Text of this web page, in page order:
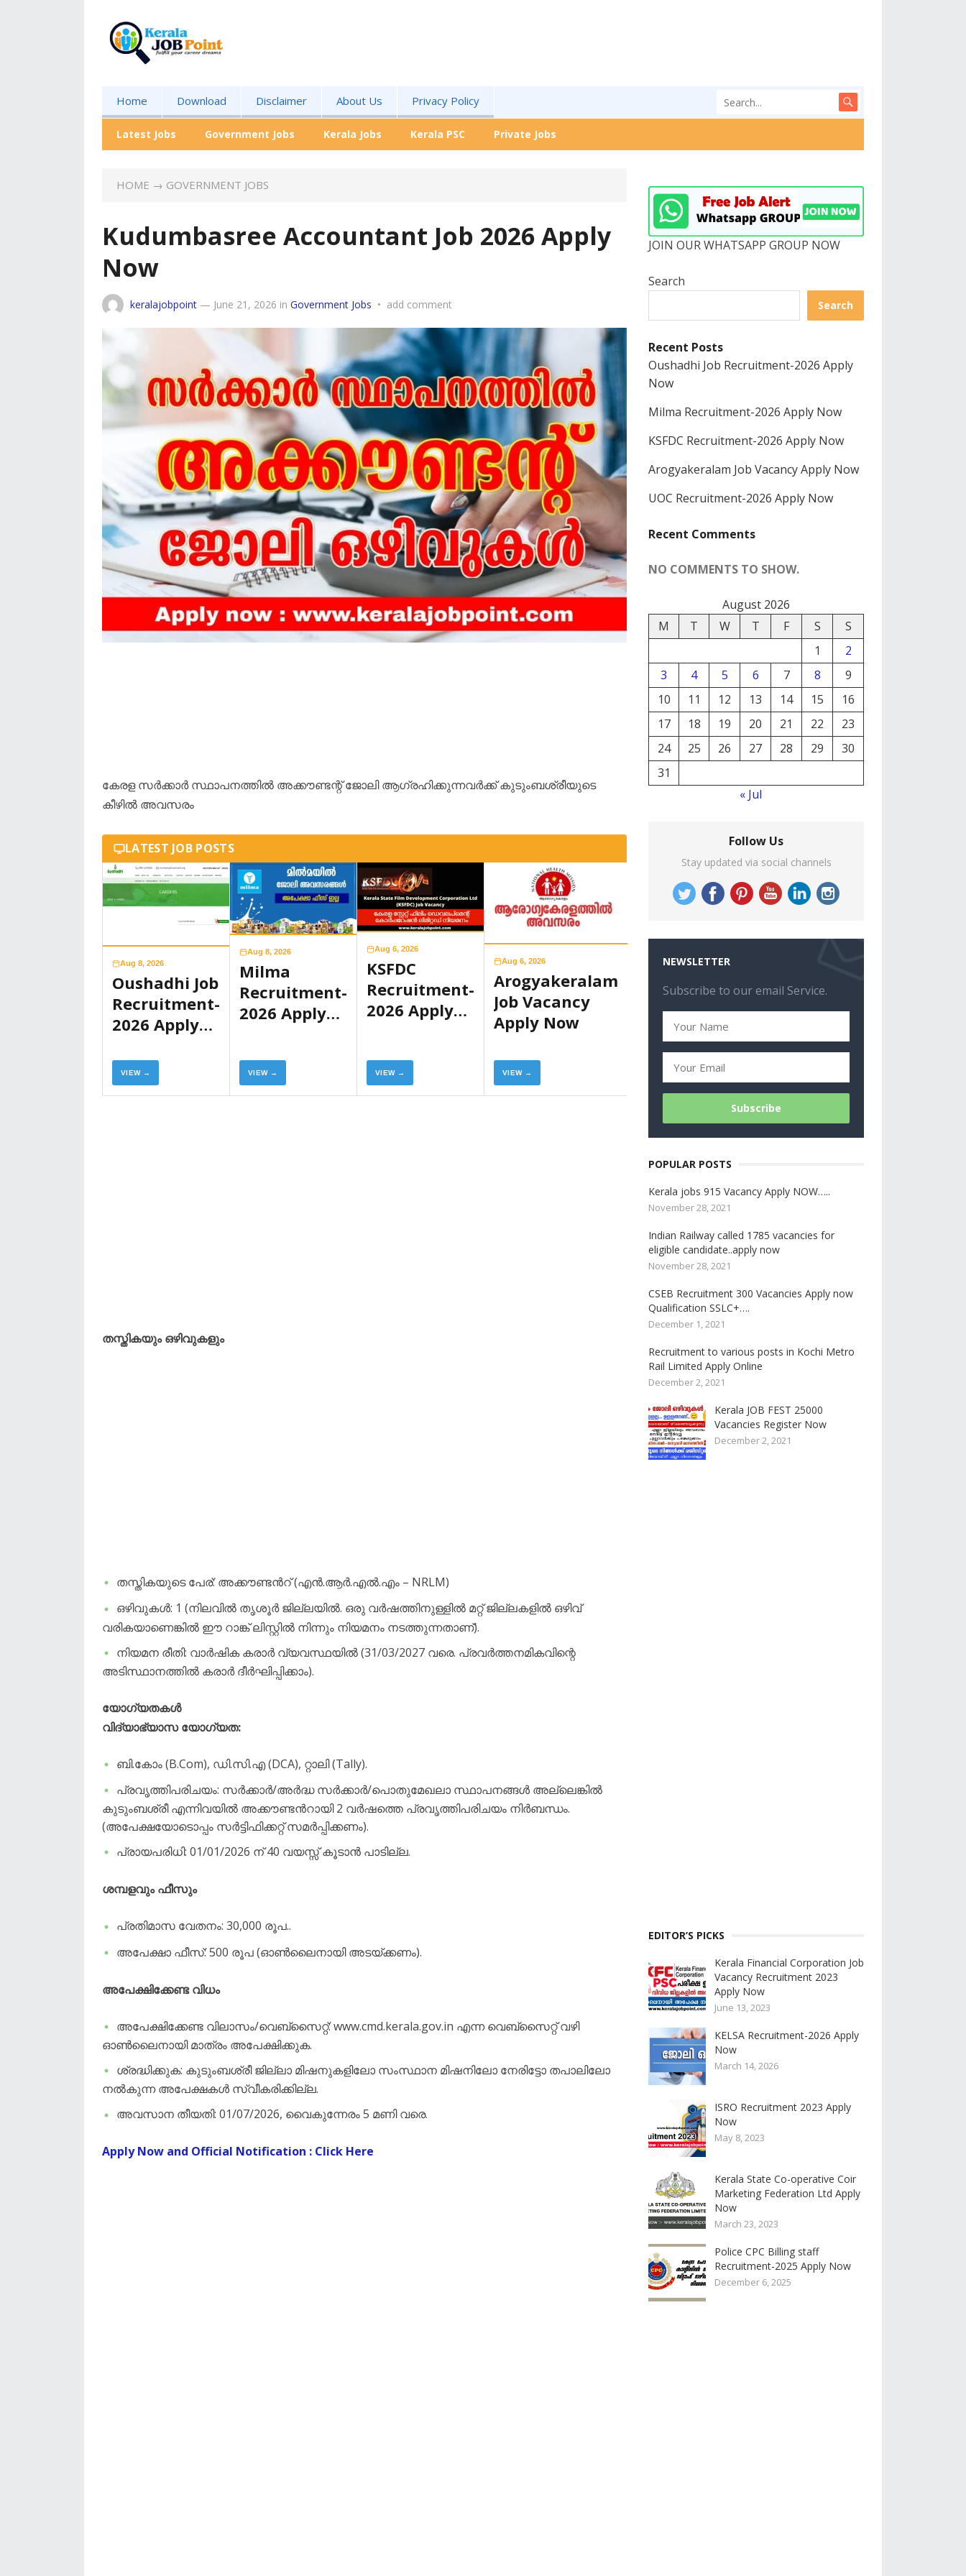
Home Download Disclaimer About Us Privacy Policy
Latest Jobs Government Jobs Kerala Jobs Kerala PSC Private Jobs
HOME → GOVERNMENT JOBS
Kudumbasree Accountant Job 2026 Apply
Now
keralajobpoint — June 21, 2026 in Government Jobs • add comment
കേരള സർക്കാർ സ്ഥാപനത്തിൽ അക്കൗണ്ടന്റ് ജോലി ആഗ്രഹിക്കുന്നവർക്ക് കുടുംബശ്രീയുടെ
കീഴിൽ അവസരം
LATEST JOB POSTS
Aug 8, 2026
Oushadhi Job
Recruitment-
2026 Apply
VIEW →
Aug 8, 2026
Milma
Recruitment-
2026 Apply
VIEW →
Aug 6, 2026
KSFDC
Recruitment-
2026 Apply
VIEW →
Aug 6, 2026
Arogyakeralam
Job Vacancy
Apply Now
VIEW →
തസ്തികയും ഒഴിവുകളും
​തസ്തികയുടെ പേര്: അക്കൗണ്ടൻറ് (എൻ.ആർ.എൽ.എം – NRLM)
​ഒഴിവുകൾ: 1 (നിലവിൽ തൃശൂർ ജില്ലയിൽ. ഒരു വർഷത്തിനുള്ളിൽ മറ്റ് ജില്ലകളിൽ ഒഴിവ്
വരികയാണെങ്കിൽ ഈ റാങ്ക് ലിസ്റ്റിൽ നിന്നും നിയമനം നടത്തുന്നതാണ്).
​നിയമന രീതി: വാർഷിക കരാർ വ്യവസ്ഥയിൽ (31/03/2027 വരെ. പ്രവർത്തനമികവിന്റെ
അടിസ്ഥാനത്തിൽ കരാർ ദീർഘിപ്പിക്കാം).
യോഗ്യതകൾ
​വിദ്യാഭ്യാസ യോഗ്യത:
ബി.കോം (B.Com), ഡി.സി.എ (DCA), റ്റാലി (Tally).
​പ്രവൃത്തിപരിചയം: സർക്കാർ/അർദ്ധ സർക്കാർ/പൊതുമേഖലാ സ്ഥാപനങ്ങൾ അല്ലെങ്കിൽ
കുടുംബശ്രീ എന്നിവയിൽ അക്കൗണ്ടൻറായി 2 വർഷത്തെ പ്രവൃത്തിപരിചയം നിർബന്ധം.
(അപേക്ഷയോടൊപ്പം സർട്ടിഫിക്കറ്റ് സമർപ്പിക്കണം).
​പ്രായപരിധി: 01/01/2026 ന് 40 വയസ്സ് കൂടാൻ പാടില്ല.
​ശമ്പളവും ഫീസും
​പ്രതിമാസ വേതനം: 30,000 രൂപ..
​അപേക്ഷാ ഫീസ്: 500 രൂപ (ഓൺലൈനായി അടയ്ക്കണം).
​അപേക്ഷിക്കേണ്ട വിധം
​അപേക്ഷിക്കേണ്ട വിലാസം/വെബ്സൈറ്റ്: www.cmd.kerala.gov.in എന്ന വെബ്സൈറ്റ് വഴി
ഓൺലൈനായി മാത്രം അപേക്ഷിക്കുക.
​ശ്രദ്ധിക്കുക: കുടുംബശ്രീ ജില്ലാ മിഷനുകളിലോ സംസ്ഥാന മിഷനിലോ നേരിട്ടോ തപാലിലോ
നൽകുന്ന അപേക്ഷകൾ സ്വീകരിക്കില്ല.
​അവസാന തീയതി: 01/07/2026, വൈകുന്നേരം 5 മണി വരെ.
Apply Now and Official Notification : Click Here
JOIN OUR WHATSAPP GROUP NOW
Search
Search
Recent Posts
Oushadhi Job Recruitment-2026 Apply
Now
Milma Recruitment-2026 Apply Now
KSFDC Recruitment-2026 Apply Now
Arogyakeralam Job Vacancy Apply Now
UOC Recruitment-2026 Apply Now
Recent Comments
NO COMMENTS TO SHOW.
August 2026
M
T W T F S
S
1
2
3
4 5 6 7 8
9
10
11 12 13 14 15
16
17
18 19 20 21 22
23
24
25 26 27 28 29
30
31
« Jul
Follow Us
Stay updated via social channels
NEWSLETTER
Subscribe to our email Service.
POPULAR POSTS
Kerala jobs 915 Vacancy Apply NOW…..
November 28, 2021
Indian Railway called 1785 vacancies for
eligible candidate..apply now
November 28, 2021
CSEB Recruitment 300 Vacancies Apply now
Qualification SSLC+….
December 1, 2021
Recruitment to various posts in Kochi Metro
Rail Limited Apply Online
December 2, 2021
Kerala JOB FEST 25000
Vacancies Register Now
December 2, 2021
EDITOR’S PICKS
Kerala Financial Corporation Job
Vacancy Recruitment 2023
Apply Now
June 13, 2023
KELSA Recruitment-2026 Apply
Now
March 14, 2026
ISRO Recruitment 2023 Apply
Now
May 8, 2023
Kerala State Co-operative Coir
Marketing Federation Ltd Apply
Now
March 23, 2023
Police CPC Billing staff
Recruitment-2025 Apply Now
December 6, 2025